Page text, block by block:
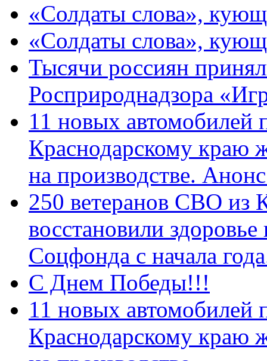
«Солдаты слова»,
«Солдаты слова»,
Тысячи россиян
Росприроднадзора
11 новых автомобилей
Краснодарскому краю
на производстве.
250 ветеранов СВО из
восстановили
Соцфонда с начала
С Днем Победы!!!
11 новых автомобилей
Краснодарскому краю